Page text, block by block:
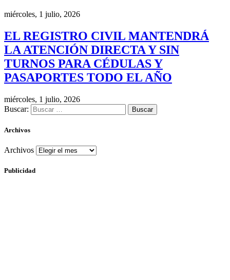
miércoles, 1 julio, 2026
EL REGISTRO CIVIL MANTENDRÁ
LA ATENCIÓN DIRECTA Y SIN
TURNOS PARA CÉDULAS Y
PASAPORTES TODO EL AÑO
miércoles, 1 julio, 2026
Buscar:
Archivos
Archivos
Publicidad